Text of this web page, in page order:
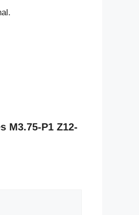
M3.75-P1 Z12-